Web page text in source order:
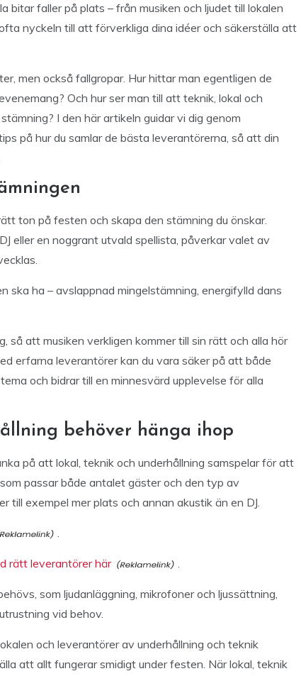
bitar faller på plats – från musiken och ljudet till lokalen
nyckeln till att förverkliga dina idéer och säkerställa att
men också fallgropar. Hur hittar man egentligen de
Och hur ser man till att teknik, lokal och
I den här artikeln guidar vi dig genom
på hur du samlar de bästa leverantörerna, så att din
ton på festen och skapa den stämning du önskar.
eller en noggrant utvald spellista, påverkar valet av
ska ha – avslappnad mingelstämning, energifylld dans
så att musiken verkligen kommer till sin rätt och alla hör
erfarna leverantörer kan du vara säker på att både
och bidrar till en minnesvärd upplevelse för alla
behöver hänga ihop
på att lokal, teknik och underhållning samspelar för att
passar både antalet gäster och den typ av
till exempel mer plats och annan akustik än en DJ.
.
rätt leverantörer här .
som ljudanläggning, mikrofoner och ljussättning,
vid behov.
och leverantörer av underhållning och teknik
att allt fungerar smidigt under festen. När lokal, teknik